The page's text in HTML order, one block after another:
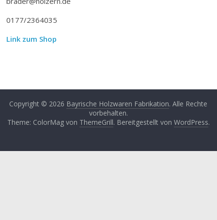
0177/2364035
Link zum Shop
Copyright © 2026 Bayrische Holzwaren Fabrikation. Alle Rechte
vorbehalten.
Theme: ColorMag von ThemeGrill. Bereitgestellt von WordPress.